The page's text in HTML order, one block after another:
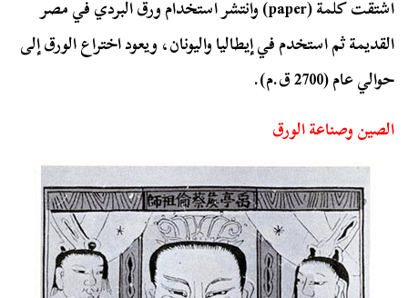
اشتقت كلمة (paper) وانتشر استخدام ورق البردي في مصر
القديمة ثم استخدم في إيطاليا واليونان، ويعود اختراع الورق إلى
حوالي عام (2700 ق.م).
الصين وصناعة الورق